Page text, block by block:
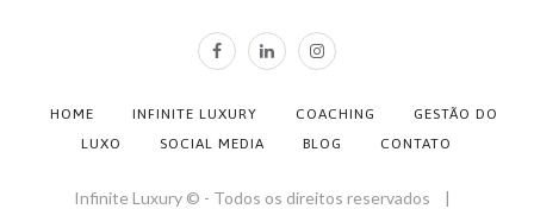
HOME INFINITE LUXURY COACHING
GESTÃO DO
LUXO
SOCIAL MEDIA BLOG CONTATO
Infinite Luxury © - Todos os direitos reservados |